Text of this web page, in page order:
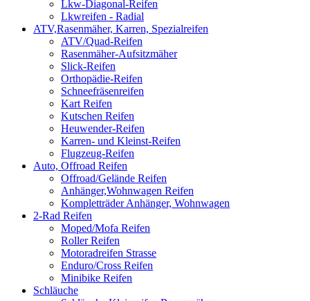
Lkw-Diagonal-Reifen
Lkwreifen - Radial
ATV,Rasenmäher, Karren, Spezialreifen
ATV/Quad-Reifen
Rasenmäher-Aufsitzmäher
Slick-Reifen
Orthopädie-Reifen
Schneefräsenreifen
Kart Reifen
Kutschen Reifen
Heuwender-Reifen
Karren- und Kleinst-Reifen
Flugzeug-Reifen
Auto, Offroad Reifen
Offroad/Gelände Reifen
Anhänger,Wohnwagen Reifen
Kompletträder Anhänger, Wohnwagen
2-Rad Reifen
Moped/Mofa Reifen
Roller Reifen
Motoradreifen Strasse
Enduro/Cross Reifen
Minibike Reifen
Schläuche